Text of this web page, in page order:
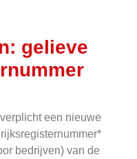
gelieve
een nieuwe
bedrijven) van de